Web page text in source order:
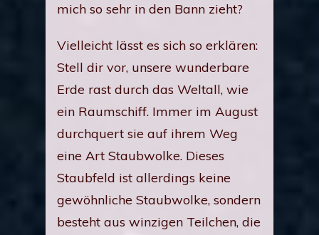
mich so sehr in den Bann zieht?
Vielleicht lässt es sich so erklären:
Stell dir vor, unsere wunderbare
Erde rast durch das Weltall, wie
ein Raumschiff. Immer im August
durchquert sie auf ihrem Weg
eine Art Staubwolke. Dieses
Staubfeld ist allerdings keine
gewöhnliche Staubwolke, sondern
besteht aus winzigen Teilchen, die